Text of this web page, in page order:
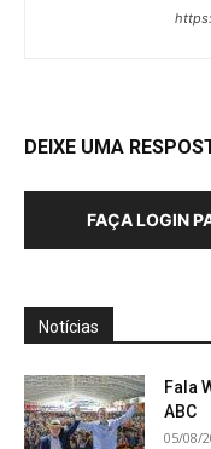
DEIXE UMA
FAÇA LOGIN
Notícias
Fala
ABC
05/08/